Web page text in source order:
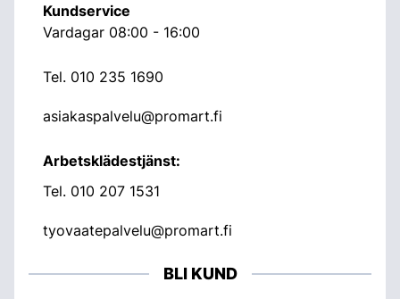
Kundservice
Vardagar 08:00 - 16:00
Tel. 010 235 1690
asiakaspalvelu@promart.fi
Arbetsklädestjänst:
Tel. 010 207 1531
tyovaatepalvelu@promart.fi
BLI KUND